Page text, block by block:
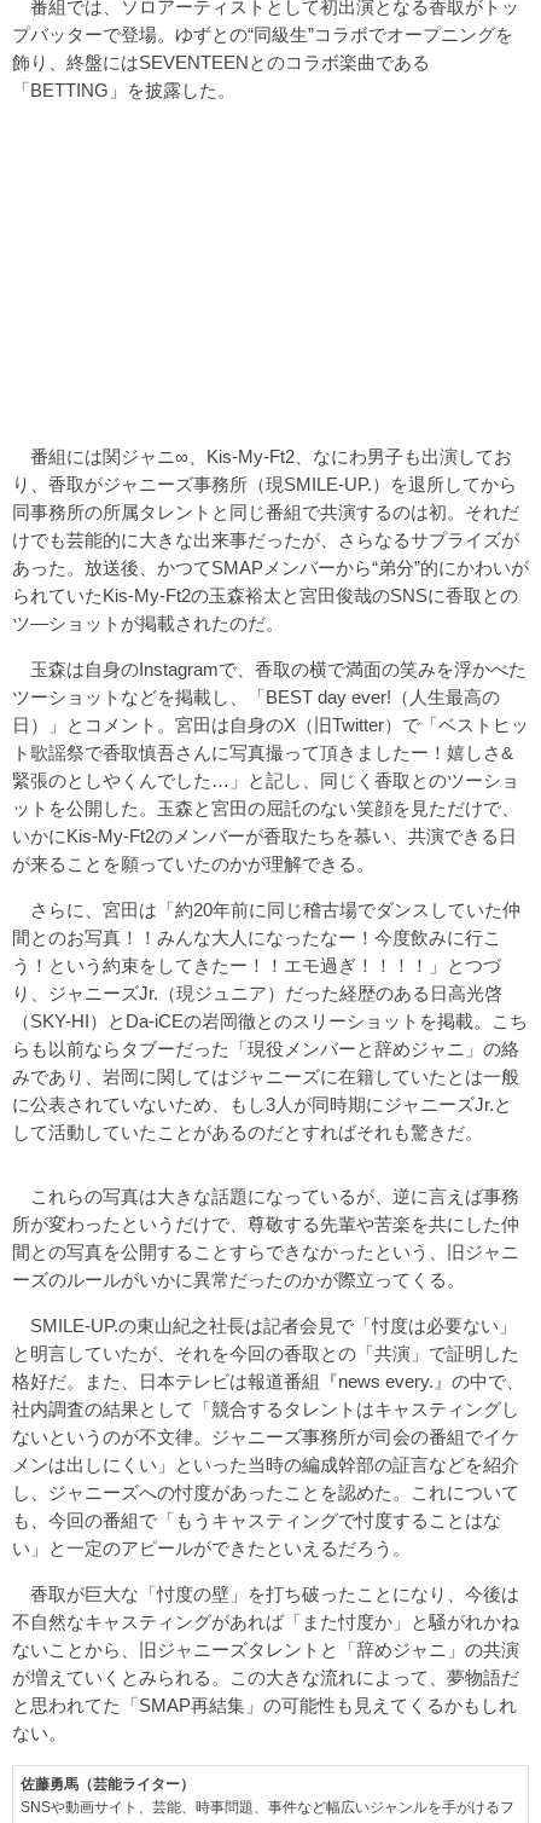
番組では、ソロアーティストとして初出演となる香取がトッ
プバッターで登場。ゆずとの“同級生”コラボでオープニングを
飾り、終盤にはSEVENTEENとのコラボ楽曲である
「BETTING」を披露した。
番組には関ジャニ∞、Kis-My-Ft2、なにわ男子も出演してお
り、香取がジャニーズ事務所（現SMILE-UP.）を退所してから
同事務所の所属タレントと同じ番組で共演するのは初。それだ
けでも芸能的に大きな出来事だったが、さらなるサプライズが
あった。放送後、かつてSMAPメンバーから“弟分”的にかわいが
られていたKis-My-Ft2の玉森裕太と宮田俊哉のSNSに香取との
ツ―ショットが掲載されたのだ。
玉森は自身のInstagramで、香取の横で満面の笑みを浮かべた
ツーショットなどを掲載し、「BEST day ever!（人生最高の
日）」とコメント。宮田は自身のX（旧Twitter）で「ベストヒッ
ト歌謡祭で香取慎吾さんに写真撮って頂きましたー！嬉しさ&
緊張のとしやくんでした…」と記し、同じく香取とのツーショ
ットを公開した。玉森と宮田の屈託のない笑顔を見ただけで、
いかにKis-My-Ft2のメンバーが香取たちを慕い、共演できる日
が来ることを願っていたのかが理解できる。
さらに、宮田は「約20年前に同じ稽古場でダンスしていた仲
間とのお写真！！みんな大人になったなー！今度飲みに行こ
う！という約束をしてきたー！！エモ過ぎ！！！！」とつづ
り、ジャニーズJr.（現ジュニア）だった経歴のある日高光啓
（SKY-HI）とDa-iCEの岩岡徹とのスリーショットを掲載。こち
らも以前ならタブーだった「現役メンバーと辞めジャニ」の絡
みであり、岩岡に関してはジャニーズに在籍していたとは一般
に公表されていないため、もし3人が同時期にジャニーズJr.と
して活動していたことがあるのだとすればそれも驚きだ。
これらの写真は大きな話題になっているが、逆に言えば事務
所が変わったというだけで、尊敬する先輩や苦楽を共にした仲
間との写真を公開することすらできなかったという、旧ジャニ
ーズのルールがいかに異常だったのかが際立ってくる。
SMILE-UP.の東山紀之社長は記者会見で「忖度は必要ない」
と明言していたが、それを今回の香取との「共演」で証明した
格好だ。また、日本テレビは報道番組『news every.』の中で、
社内調査の結果として「競合するタレントはキャスティングし
ないというのが不文律。ジャニーズ事務所が司会の番組でイケ
メンは出しにくい」といった当時の編成幹部の証言などを紹介
し、ジャニーズへの忖度があったことを認めた。これについて
も、今回の番組で「もうキャスティングで忖度することはな
い」と一定のアピールができたといえるだろう。
香取が巨大な「忖度の壁」を打ち破ったことになり、今後は
不自然なキャスティングがあれば「また忖度か」と騒がれかね
ないことから、旧ジャニーズタレントと「辞めジャニ」の共演
が増えていくとみられる。この大きな流れによって、夢物語だ
と思われてた「SMAP再結集」の可能性も見えてくるかもしれ
ない。
佐藤勇馬（芸能ライター）
SNSや動画サイト、芸能、時事問題、事件など幅広いジャンルを手がけるフ